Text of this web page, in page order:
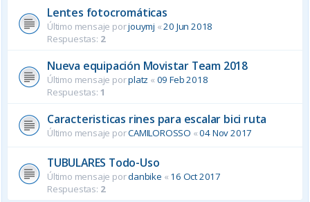
Lentes fotocromáticas
Último mensaje porjouymj «20 Jun 2018
Respuestas: 2
Nueva equipación Movistar Team 2018
Último mensaje porplatz « 09 Feb 2018
Respuestas: 1
Caracteristicas rines para escalar bici ruta
Último mensaje porCAMILOROSSO «04 Nov 2017
TUBULARES Todo-Uso
Último mensaje pordanbike « 16 Oct 2017
Respuestas: 2